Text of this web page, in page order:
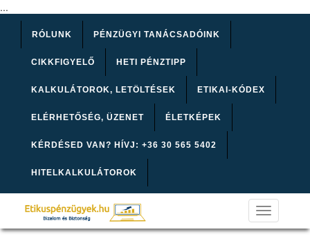
...
RÓLUNK PÉNZÜGYI TANÁCSADÓINK
CIKKFIGYELŐ HETI PÉNZTIPP
KALKULÁTOROK, LETÖLTÉSEK ETIKAI-KÓDEX
ELÉRHETŐSÉG, ÜZENET ÉLETKÉPEK
KÉRDÉSED VAN? HÍVJ: +36 30 565 5402
HITELKALKULÁTOROK
Toggle
navigation